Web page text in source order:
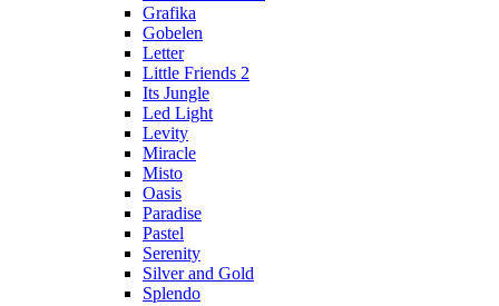
Grafika
Gobelen
Letter
Little Friends 2
Its Jungle
Led Light
Levity
Miracle
Misto
Oasis
Paradise
Pastel
Serenity
Silver and Gold
Splendo